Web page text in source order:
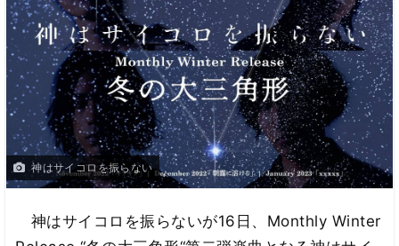
神はサイコロを振らない
神はサイコロを振らないが16日、Monthly Winter